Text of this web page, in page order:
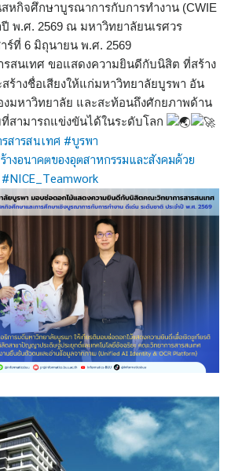
สหกิจศึกษาบูรณาการกับการทำงาน (CWIE
ปี พ.ศ. 2569 ณ มหาวิทยาลัยนเรศวร
ร์ที่ 6 มิถุนายน พ.ศ. 2569
สนเทศ ขอแสดงความยินดีกับนิสิต ที่สร้าง
ร้างชื่อเสียงให้แก่มหาวิทยาลัยบูรพา อัน
มหาวิทยาลัย และสะท้อนถึงศักยภาพด้าน
สามารถแข่งขันได้ในระดับโลก
สารสนเทศ #บูรพา
างอนาคตของอุตสาหกรรมและสังคมด้วย
#NICE_Teamwork